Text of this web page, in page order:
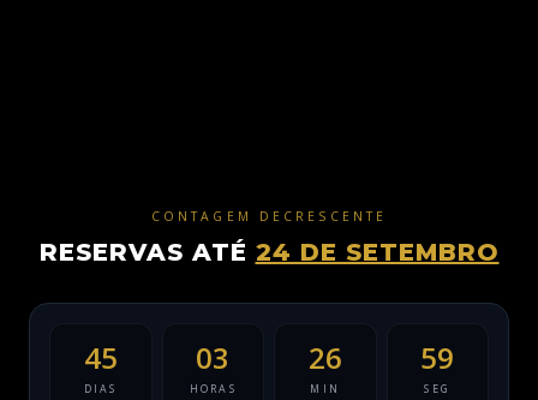
CONTAGEM DECRESCENTE
RESERVAS ATÉ 24 DE SETEMBRO
45
DIAS
03
HORAS
26
MIN
57
SEG